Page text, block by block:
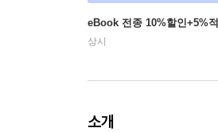
eBook 전종 10%할인+5%
상시
소개